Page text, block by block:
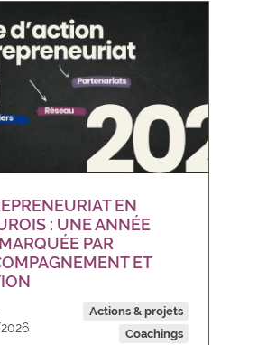
EN
: UNE ANNÉE
PAR
ET
Actions & projets
Coachings